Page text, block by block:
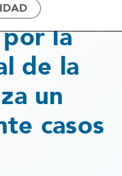
la
de la
un
casos